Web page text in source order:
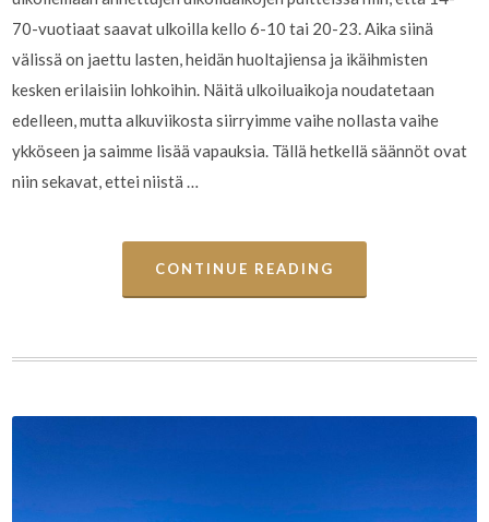
70-vuotiaat saavat ulkoilla kello 6-10 tai 20-23. Aika siinä
välissä on jaettu lasten, heidän huoltajiensa ja ikäihmisten
kesken erilaisiin lohkoihin. Näitä ulkoiluaikoja noudatetaan
edelleen, mutta alkuviikosta siirryimme vaihe nollasta vaihe
ykköseen ja saimme lisää vapauksia. Tällä hetkellä säännöt ovat
niin sekavat, ettei niistä …
CONTINUE READING